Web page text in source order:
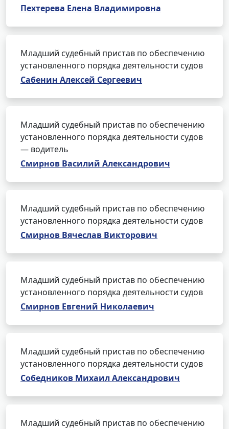
Пехтерева Елена Владимировна
Младший судебный пристав по обеспечению
установленного порядка деятельности судов
Сабенин Алексей Сергеевич
Младший судебный пристав по обеспечению
установленного порядка деятельности судов
— водитель
Смирнов Василий Александрович
Младший судебный пристав по обеспечению
установленного порядка деятельности судов
Смирнов Вячеслав Викторович
Младший судебный пристав по обеспечению
установленного порядка деятельности судов
Смирнов Евгений Николаевич
Младший судебный пристав по обеспечению
установленного порядка деятельности судов
Собедников Михаил Александрович
Младший судебный пристав по обеспечению